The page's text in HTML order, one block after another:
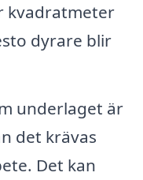
kvadratmeter
dyrare blir
underlaget är
det krävas
Det kan